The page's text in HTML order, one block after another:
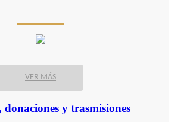
VER MÁS
donaciones y trasmisiones